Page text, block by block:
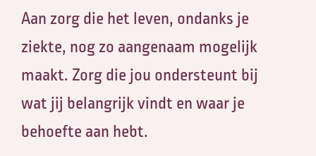
Aan zorg die het leven, ondanks je
ziekte, nog zo aangenaam mogelijk
maakt. Zorg die jou ondersteunt bij
wat jij belangrijk vindt en waar je
behoefte aan hebt.